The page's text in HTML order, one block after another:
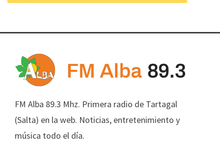
FM Alba 89.3 Mhz. Primera radio de Tartagal
(Salta) en la web. Noticias, entretenimiento y
música todo el día.